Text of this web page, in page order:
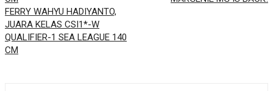
FERRY WAHYU HADIYANTO,
JUARA KELAS CSI1*-W
QUALIFIER-1 SEA LEAGUE 140
CM